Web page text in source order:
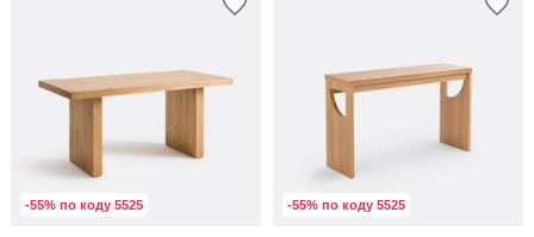
-55% по коду 5525 -55% по коду 5525